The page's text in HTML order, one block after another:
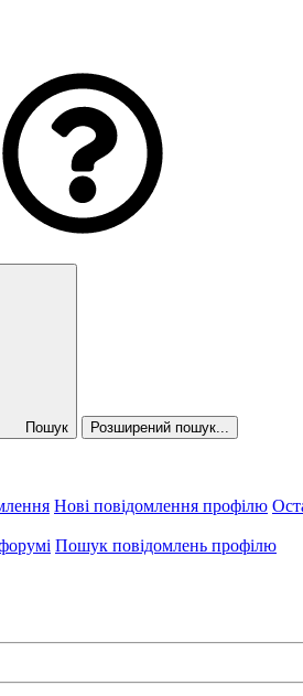
Пошук Розширений пошук...
Нові повідомлення профілю
Пошук повідомлень профілю